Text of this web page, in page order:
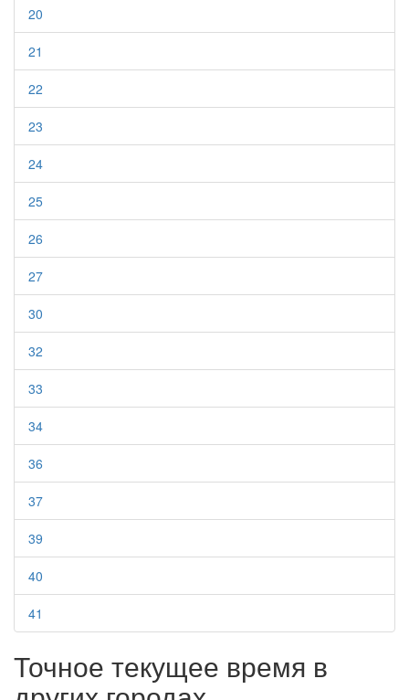
20
21
22
23
24
25
26
27
30
32
33
34
36
37
39
40
41
Точное текущее время в